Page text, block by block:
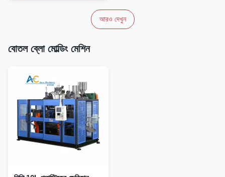
আরও দেখুন
বোতল ব্লো মোল্ডিং মেশিন